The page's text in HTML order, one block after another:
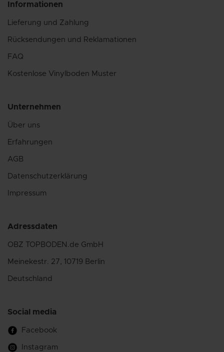
Informationen
Lieferung und Zahlung
Rücksendungen und Reklamationen
FAQ
Kostenlose Vinylboden Muster
Unternehmen
Über uns
Erfahrungen
AGB
Datenschutzerklärung
Impressum
Adressdaten
OBZ TOPBODEN.de GmbH
Meinekestr. 27, 10719 Berlin
Deutschland
Social media
Facebook
Instagram